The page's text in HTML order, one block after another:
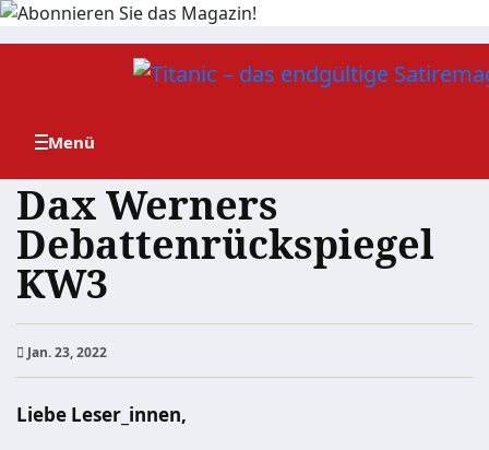
Zum
Dax Werners
Debattenrückspiegel
KW3
Jan. 23, 2022
Liebe Leser_innen,